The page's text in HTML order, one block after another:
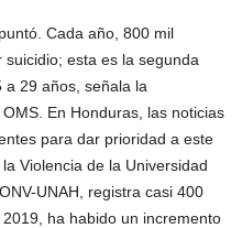
Cada año, 800 mil
esta es la segunda
29 años, señala la
En Honduras, las noticias
para dar prioridad a este
Violencia de la Universidad
UNAH, registra casi 400
ha habido un incremento